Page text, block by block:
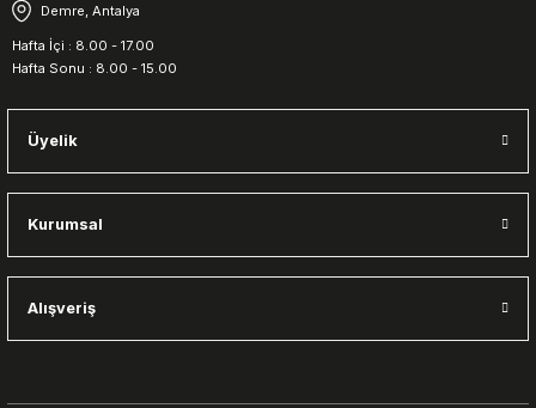
Demre, Antalya
Hafta İçi : 8.00 - 17.00
Hafta Sonu : 8.00 - 15.00
Üyelik
Kurumsal
Alışveriş